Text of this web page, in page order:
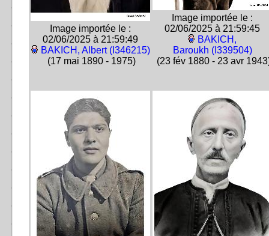
Image importée le :
02/06/2025 à 21:59:49
BAKICH, Albert (I346215)
(17 mai 1890 - 1975)
Image importée le :
02/06/2025 à 21:59:45
BAKICH,
Baroukh (I339504)
(23 fév 1880 - 23 avr